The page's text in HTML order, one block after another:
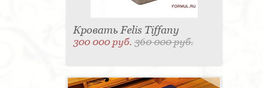
Кровать Felis Tiffany
300 000 руб.360 000 руб.